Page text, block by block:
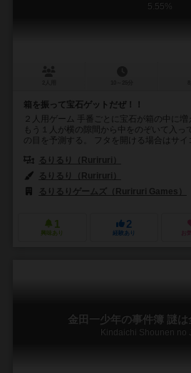
5.55%
箱を振って宝石ゲットだぜ！！
２人用ゲーム 手番ごとに宝石が箱の中に
もう１人が横の隙間から中をのぞいて入っ
の目を予測する。 フタを開ける場合はサイ
るりるり（Ruriruri）
るりるり（Ruriruri）
るりるりゲームズ（Ruriruri Games）
1
興味あり
2
経験あり お
金田一少年の事件簿 謎は
Kindaichi Shounen no